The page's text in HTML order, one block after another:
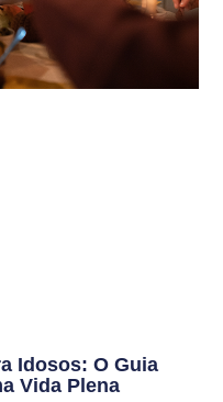
Idosos: O Guia
Vida Plena